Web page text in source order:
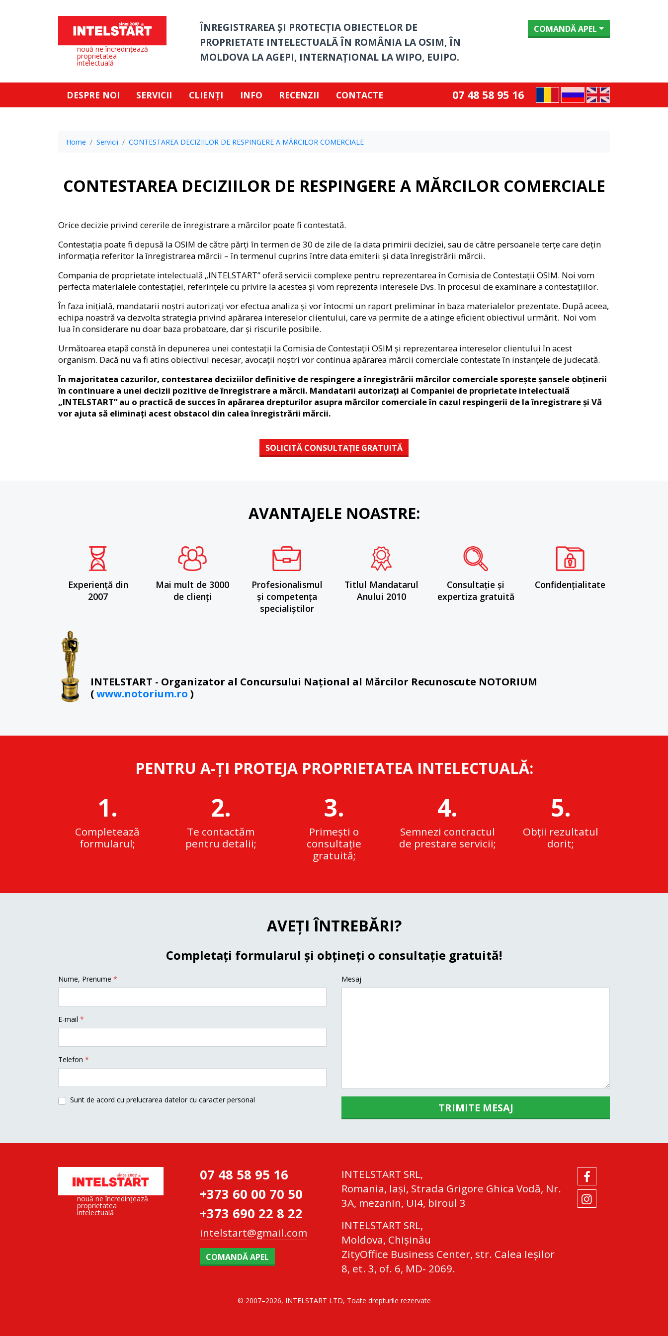
nouă ne încredințează
proprietatea
intelectuală
ÎNREGISTRAREA ȘI PROTECȚIA OBIECTELOR DE
PROPRIETATE INTELECTUALĂ ÎN ROMÂNIA LA OSIM, ÎN
MOLDOVA LA AGEPI, INTERNAȚIONAL LA WIPO, EUIPO.
COMANDĂ APEL
DESPRE NOI SERVICII CLIENȚI INFO RECENZII CONTACTE 07 48 58 95 16
Home Servicii CONTESTAREA DECIZIILOR DE RESPINGERE A MĂRCILOR COMERCIALE
CONTESTAREA DECIZIILOR DE RESPINGERE A MĂRCILOR COMERCIALE
Orice decizie privind cererile de înregistrare a mărcilor poate fi contestată.
Contestația poate fi depusă la OSIM de către părți în termen de 30 de zile de la data primirii deciziei, sau de către persoanele terțe care dețin
informația referitor la înregistrarea mărcii – în termenul cuprins între data emiterii şi data înregistrării mărcii.
Compania de proprietate intelectuală „INTELSTART” oferă servicii complexe pentru reprezentarea în Comisia de Contestații OSIM. Noi vom
perfecta materialele contestației, referințele cu privire la acestea și vom reprezenta interesele Dvs. în procesul de examinare a contestațiilor.
În faza inițială, mandatarii noștri autorizați vor efectua analiza și vor întocmi un raport preliminar în baza materialelor prezentate. După aceea,
echipa noastră va dezvolta strategia privind apărarea intereselor clientului, care va permite de a atinge eficient obiectivul urmărit. Noi vom
lua în considerare nu doar baza probatoare, dar și riscurile posibile.
Următoarea etapă constă în depunerea unei contestații la Comisia de Contestații OSIM și reprezentarea intereselor clientului în acest
organism. Dacă nu va fi atins obiectivul necesar, avocații noștri vor continua apărarea mărcii comerciale contestate în instanțele de judecată.
În majoritatea cazurilor, contestarea deciziilor definitive de respingere a înregistrării mărcilor comerciale sporește șansele obținerii
în continuare a unei decizii pozitive de înregistrare a mărcii. Mandatarii autorizați ai Companiei de proprietate intelectuală
„INTELSTART” au o practică de succes în apărarea drepturilor asupra mărcilor comerciale în cazul respingerii de la înregistrare și Vă
vor ajuta să eliminați acest obstacol din calea înregistrării mărcii.
SOLICITĂ CONSULTAȚIE GRATUITĂ
AVANTAJELE NOASTRE:
Experiență din
2007
Mai mult de 3000
de clienți
Profesionalismul
și competența
specialiștilor
Titlul Mandatarul
Anului 2010
Consultație și
expertiza gratuită
Confidențialitate
INTELSTART - Organizator al Concursului Național al Mărcilor Recunoscute NOTORIUM
(www.notorium.ro )
PENTRU A-ȚI PROTEJA PROPRIETATEA INTELECTUALĂ:
1.
Completează
formularul;
2.
Te contactăm
pentru detalii;
3.
Primești o
consultație
gratuită;
4.
Semnezi contractul
de prestare servicii;
5.
Obții rezultatul
dorit;
AVEȚI ÎNTREBĂRI?
Completați formularul și obțineți o consultație gratuită!
Nume, Prenume *
E-mail *
Telefon *
Sunt de acord cu prelucrarea datelor cu caracter personal
Mesaj
TRIMITE MESAJ
nouă ne încredințează
proprietatea
intelectuală
07 48 58 95 16
+373 60 00 70 50
+373 690 22 8 22
intelstart@gmail.com
COMANDĂ APEL
INTELSTART SRL,
Romania, Iaşi, Strada Grigore Ghica Vodă, Nr.
3A, mezanin, UI4, biroul 3
INTELSTART SRL,
Moldova, Chișinău
ZityOffice Business Center, str. Calea Ieșilor
8, et. 3, of. 6, MD- 2069.
© 2007–2026, INTELSTART LTD, Toate drepturile rezervate